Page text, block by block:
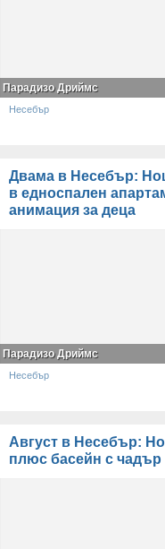
Парадизо Дриймс
Несебър
Двама в Несебър:
в едноспален
анимация за деца
Парадизо Дриймс
Несебър
Август в Несебър:
плюс басейн с чадър